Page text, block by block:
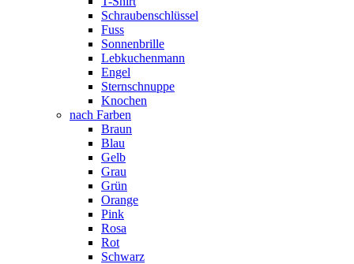
Schraubenschlüssel
Fuss
Sonnenbrille
Lebkuchenmann
Engel
Sternschnuppe
Knochen
nach Farben
Braun
Blau
Gelb
Grau
Grün
Orange
Pink
Rosa
Rot
Schwarz